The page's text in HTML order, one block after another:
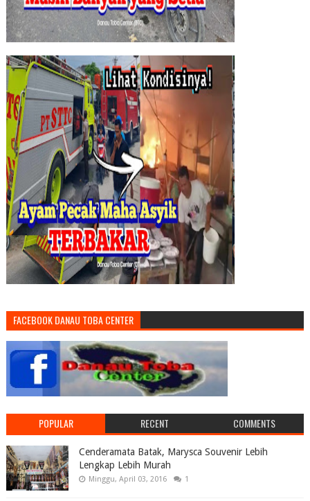
FACEBOOK DANAU TOBA CENTER
POPULAR RECENT COMMENTS
Cenderamata Batak, Marysca Souvenir Lebih
Lengkap Lebih Murah
Minggu, April 03, 2016 1